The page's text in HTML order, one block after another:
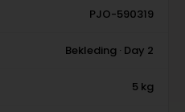
PJO-590319
Bekleding · Day 2
5 kg